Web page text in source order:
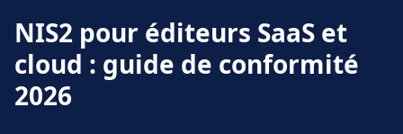
NIS2 pour éditeurs SaaS et
cloud : guide de conformité
2026